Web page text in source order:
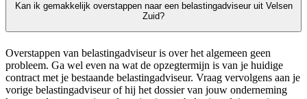
Kan ik gemakkelijk overstappen naar een belastingadviseur uit Velsen
Zuid?
Overstappen van belastingadviseur is over het algemeen geen
probleem. Ga wel even na wat de opzegtermijn is van je huidige
contract met je bestaande belastingadviseur. Vraag vervolgens aan je
vorige belastingadviseur of hij het dossier van jouw onderneming